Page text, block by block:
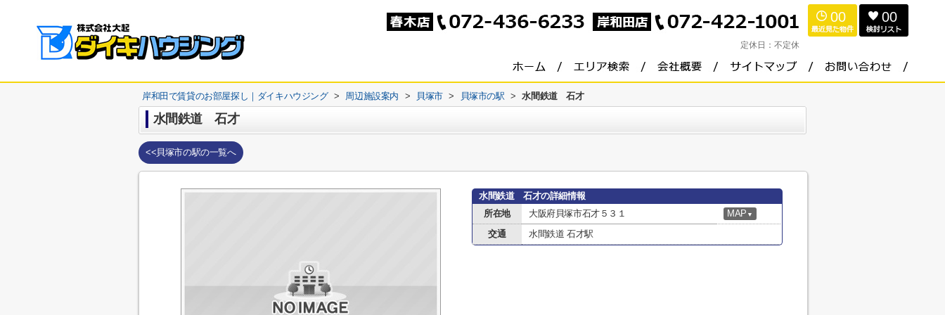
定休日： 不定休
00 00
岸和田で賃貸のお部屋探し｜ダイキハウジング > 周辺施設案内 > 貝塚市 > 貝塚市の駅 > 水間鉄道 石才
水間鉄道 石才
<<貝塚市の駅の一覧へ
水間鉄道 石才の詳細情報
所在地
大阪府貝塚市石才５３１ MAP ▼
交通 水間鉄道 石才駅